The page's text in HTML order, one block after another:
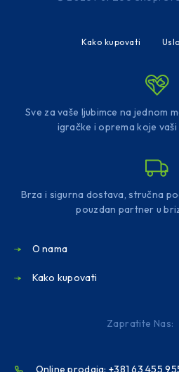
Kako kupovati
Sve za vaše ljubimce na jednom
igračke i oprema koje vaši
Brza i sigurna dostava, stručna
pouzdan partner u
O nama
Kako kupovati
Zapratite Nas:
Online prodaja: +381 63 455